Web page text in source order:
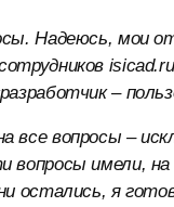
Надеюсь, мои
–
вопросы –
имели, на
остались, я